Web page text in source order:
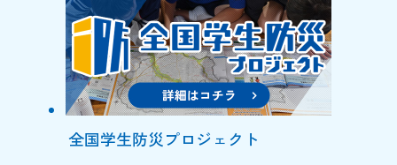
全国学生防災プロジェクト